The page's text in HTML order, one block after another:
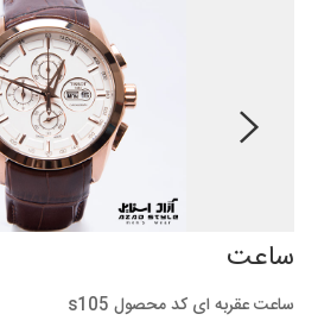
ساعت
ساعت عقربه ای کد محصول s105